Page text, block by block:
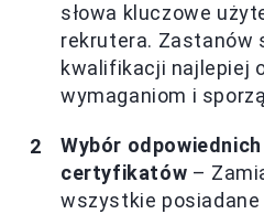
słowa kluczowe
rekrutera. Zastanów
kwalifikacji najlepiej
wymaganiom i
Wybór
certyfikatów –
wszystkie